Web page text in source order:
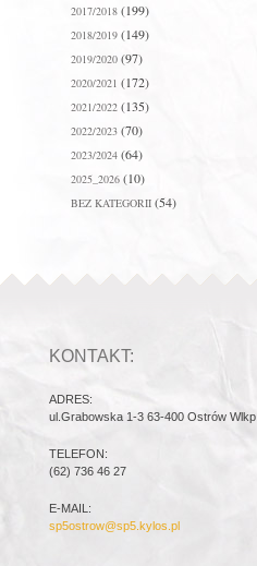
2017/2018(199)
2018/2019(149)
2019/2020(97)
2020/2021 (172)
2021/2022(135)
2022/2023(70)
2023/2024(64)
2025_2026(10)
BEZ KATEGORII(54)
KONTAKT:
ADRES:
ul.Grabowska 1-3 63-400 Ostrów Wlkp.
TELEFON:
(62) 736 46 27
E-MAIL:
sp5ostrow@sp5.kylos.pl